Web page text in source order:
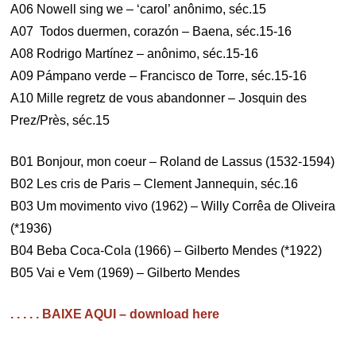
A06 Nowell sing we – ‘carol’ anônimo, séc.15
A07 Todos duermen, corazón – Baena, séc.15-16
A08 Rodrigo Martínez – anônimo, séc.15-16
A09 Pámpano verde – Francisco de Torre, séc.15-16
A10 Mille regretz de vous abandonner – Josquin des
Prez/Près, séc.15
B01 Bonjour, mon coeur – Roland de Lassus (1532-1594)
B02 Les cris de Paris – Clement Jannequin, séc.16
B03 Um movimento vivo (1962) – Willy Corrêa de Oliveira
(*1936)
B04 Beba Coca-Cola (1966) – Gilberto Mendes (*1922)
B05 Vai e Vem (1969) – Gilberto Mendes
. . . . . BAIXE AQUI – download here